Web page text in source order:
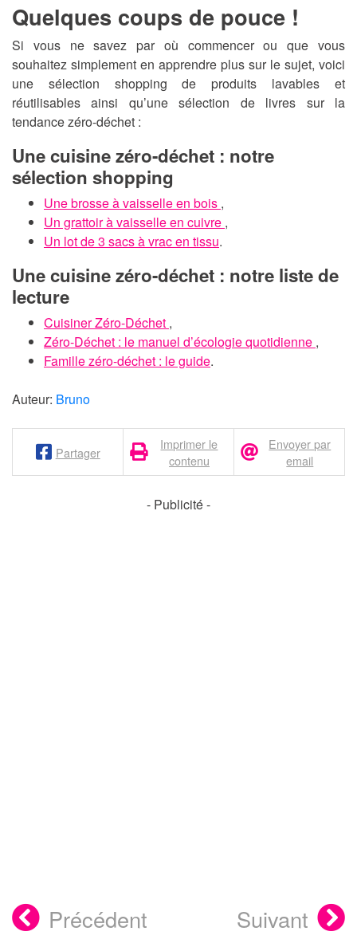
Quelques coups de pouce !
Si vous ne savez par où commencer ou que vous
souhaitez simplement en apprendre plus sur le sujet, voici
une sélection shopping de produits lavables et
réutilisables ainsi qu’une sélection de livres sur la
tendance zéro-déchet :
Une cuisine zéro-déchet : notre
sélection shopping
Une brosse à vaisselle en bois ,
Un grattoir à vaisselle en cuivre ,
Un lot de 3 sacs à vrac en tissu.
Une cuisine zéro-déchet : notre liste de
lecture
Cuisiner Zéro-Déchet ,
Zéro-Déchet : le manuel d’écologie quotidienne ,
Famille zéro-déchet : le guide.
Auteur: Bruno
Partager
Imprimer le
contenu
Envoyer par
email
- Publicité -
Précédent Suivant